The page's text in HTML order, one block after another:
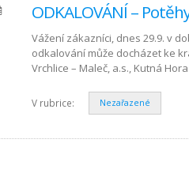
ODKALOVÁNÍ –
Vážení zákazníci, dnes 29.9. v
odkalování může docházet ke
Vrchlice – Maleč, a.s., Kutná
V rubrice: Nezařazené